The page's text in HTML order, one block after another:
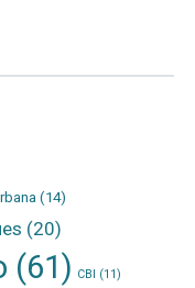
(14)
(20)
(61) CBI (11)